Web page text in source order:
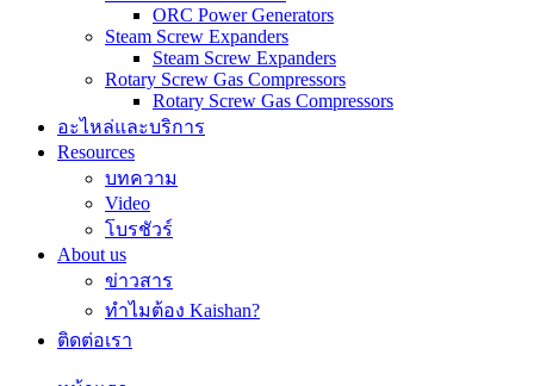
ORC Power Generators
Steam Screw Expanders
Steam Screw Expanders
Rotary Screw Gas Compressors
Rotary Screw Gas Compressors
อะไหล่และบริการ
Resources
บทความ
Video
โบรชัวร์
About us
ข่าวสาร
ทำไมต้อง Kaishan?
ติดต่อเรา